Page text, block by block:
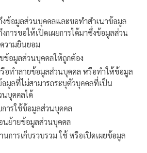
งข้อมูลส่วนบุคคลและขอทำสำเนาข้อมูล
การขอให้เปิดเผยการได้มาซึ่งข้อมูลส่วน
วามยินยอม
ข้อมูลส่วนบุคคลให้ถูกต้อง
อทำลายข้อมูลส่วนบุคคล หรือทำให้ข้อมูล
มูลที่ไม่สามารถระบุตัวบุคคลที่เป็น
นบุคคลได้
การใช้ข้อมูลส่วนบุคคล
นย้ายข้อมูลส่วนบุคคล
การเก็บรวบรวม ใช้ หรือเปิดเผยข้อมูล